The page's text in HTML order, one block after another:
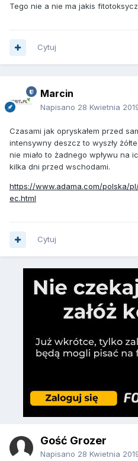
Tego nie a nie ma jakis
Cytuj
Marcin
Napisano 28 Kwietnia
Czasami jak opryskałem przed
intensywny deszcz to wyszły
nie miało to żadnego wpływu na
kilka dni przed wschodami.
https://www.adama.com/polska/
ec.html
Cytuj
Gość Grozer
Napisano 28 Kwietnia